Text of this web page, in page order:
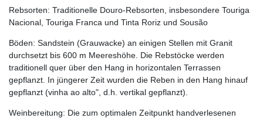
Rebsorten: Traditionelle Douro-Rebsorten, insbesondere Touriga
Nacional, Touriga Franca und Tinta Roriz und Sousão
Böden: Sandstein (Grauwacke) an einigen Stellen mit Granit
durchsetzt bis 600 m Meereshöhe. Die Rebstöcke werden
traditionell quer über den Hang in horizontalen Terrassen
gepflanzt. In jüngerer Zeit wurden die Reben in den Hang hinauf
gepflanzt (vinha ao alto", d.h. vertikal gepflanzt).
Weinbereitung: Die zum optimalen Zeitpunkt handverlesenen